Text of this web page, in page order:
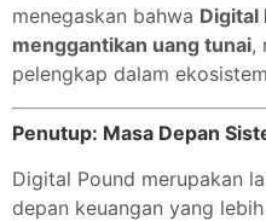
menegaskan bahwa Digital
menggantikan uang tunai,
pelengkap dalam
Penutup: Masa Depan
Digital Pound merupakan
depan keuangan yang